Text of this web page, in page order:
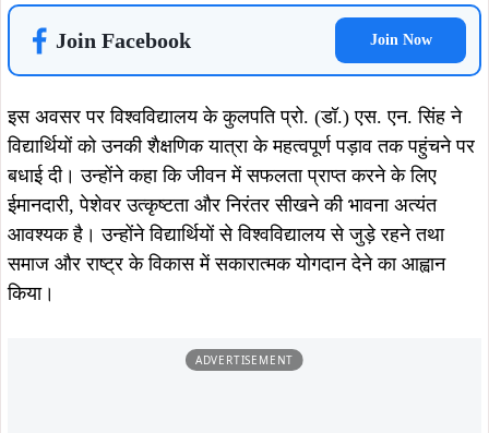
Join Facebook Join Now
इस अवसर पर विश्वविद्यालय के कुलपति प्रो. (डॉ.) एस. एन. सिंह ने
विद्यार्थियों को उनकी शैक्षणिक यात्रा के महत्वपूर्ण पड़ाव तक पहुंचने पर
बधाई दी। उन्होंने कहा कि जीवन में सफलता प्राप्त करने के लिए
ईमानदारी, पेशेवर उत्कृष्टता और निरंतर सीखने की भावना अत्यंत
आवश्यक है। उन्होंने विद्यार्थियों से विश्वविद्यालय से जुड़े रहने तथा
समाज और राष्ट्र के विकास में सकारात्मक योगदान देने का आह्वान
किया।
ADVERTISEMENT